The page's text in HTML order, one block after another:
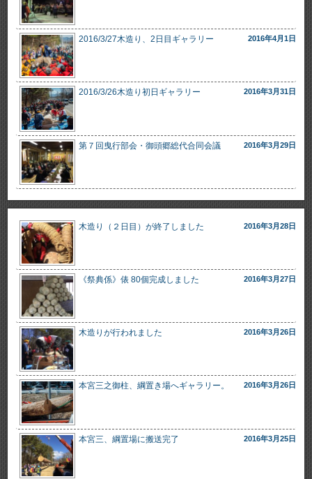
2016/3/27木造り、2日目ギャラリー 2016年4月1日
2016/3/26木造り初日ギャラリー 2016年3月31日
第７回曳行部会・御頭郷総代合同会議 2016年3月29日
木造り（２日目）が終了しました 2016年3月28日
《祭典係》俵 80個完成しました 2016年3月27日
木造りが行われました 2016年3月26日
本宮三之御柱、綱置き場へギャラリー。 2016年3月26日
本宮三、綱置場に搬送完了 2016年3月25日